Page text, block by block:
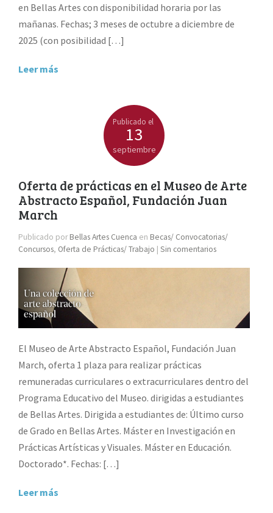
en Bellas Artes con disponibilidad horaria por las
mañanas. Fechas; 3 meses de octubre a diciembre de
2025 (con posibilidad […]
Leer más
Publicado el
13
septiembre
Oferta de prácticas en el Museo de Arte
Abstracto Español, Fundación Juan
March
Publicado porBellas Artes Cuenca en Becas/ Convocatorias/
Concursos, Oferta de Prácticas/ Trabajo |Sin comentarios
El Museo de Arte Abstracto Español, Fundación Juan
March, oferta 1 plaza para realizar prácticas
remuneradas curriculares o extracurriculares dentro del
Programa Educativo del Museo. dirigidas a estudiantes
de Bellas Artes. Dirigida a estudiantes de: Último curso
de Grado en Bellas Artes. Máster en Investigación en
Prácticas Artísticas y Visuales. Máster en Educación.
Doctorado*. Fechas: […]
Leer más